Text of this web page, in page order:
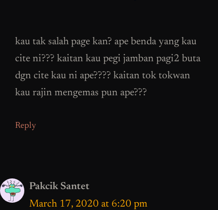
kau tak salah page kan? ape benda yang kau
cite ni??? kaitan kau pegi jamban pagi2 buta
dgn cite kau ni ape???? kaitan tok tokwan
kau rajin mengemas pun ape???
Reply
Pakcik Santet
March 17, 2020 at 6:20 pm